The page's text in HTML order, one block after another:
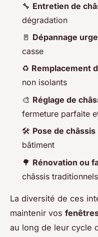
🔧 Entretien de
dégradation
🚪 Dépannage
casse
♻️ Remplacement
non isolants
🎨 Réglage de
fermeture parfaite
🛠 Pose de châssis
bâtiment
🌳 Rénovation ou
châssis
La diversité de ces
maintenir vos
au long de leur cycle